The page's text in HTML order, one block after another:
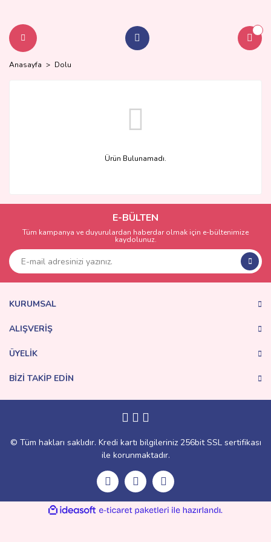
Anasayfa Dolu
Ürün Bulunamadı.
E-BÜLTEN
Tüm kampanya ve duyurulardan haberdar olmak için e-bültenimize
kaydolunuz.
KURUMSAL
ALIŞVERİŞ
ÜYELİK
BİZİ TAKİP EDİN
© Tüm hakları saklıdır. Kredi kartı bilgileriniz 256bit SSL sertifikası
ile korunmaktadır.
ideasoft
e-